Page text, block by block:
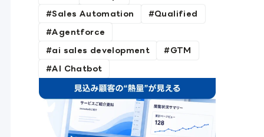
Sales Automation Qualified
Agentforce
ai sales development GTM
AI Chatbot